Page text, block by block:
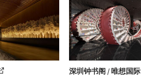
深圳钟书阁 / 唯想国际